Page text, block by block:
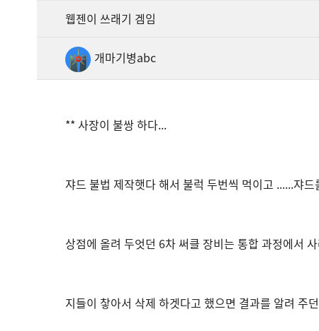
웹젠이 쓰래기 겜임
개마기병abc
** 사장이 불쌍 하다...
쟈드 불법 제작햇다 해서 불럭 두번씩 먹이고 ......쟈
상점에 올려 두엇던 6차 써클 장비는 통합 과정에서
지들이 챃아서 삭제 하겟다고 했으면 결과를 알려 주